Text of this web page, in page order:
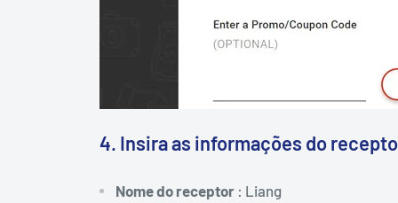
4. Insira as informações do
Nome do receptor : Liang